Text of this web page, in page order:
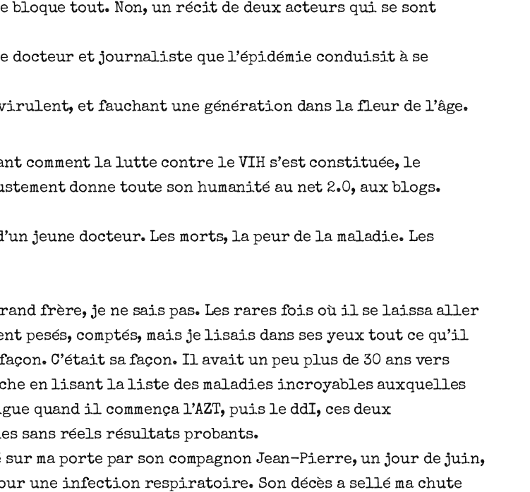
bloque tout. Non, un récit de deux acteurs qui se sont
et journaliste que l’épidémie conduisit à se
et fauchant une génération dans la fleur de l’âge.
comment la lutte contre le VIH s’est constituée, le
donne toute son humanité au net 2.0, aux blogs.
jeune docteur. Les morts, la peur de la maladie. Les
grand frère, je ne sais pas. Les rares fois où il se laissa aller
pesés, comptés, mais je lisais dans ses yeux tout ce qu’il
C’était sa façon. Il avait un peu plus de 30 ans vers
en lisant la liste des maladies incroyables auxquelles
quand il commença l’AZT, puis le ddI, ces deux
sans réels résultats probants.
ma porte par son compagnon Jean-Pierre, un jour de juin,
une infection respiratoire. Son décès a sellé ma chute